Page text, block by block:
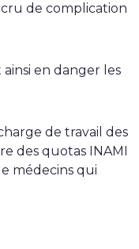
de complication
en danger les
de travail des
des quotas INAMI
médecins qui